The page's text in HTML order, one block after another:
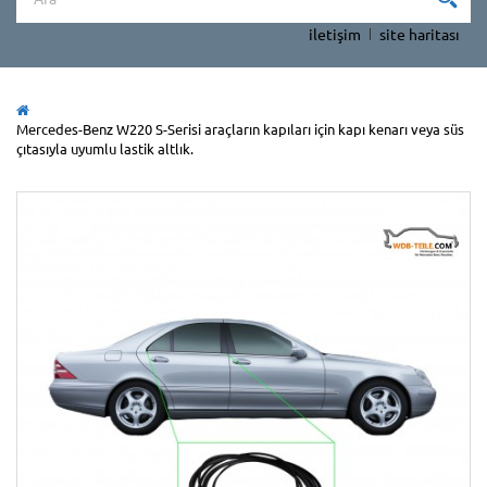
iletişim site haritası
Mercedes-Benz W220 S-Serisi araçların kapıları için kapı kenarı veya süs
çıtasıyla uyumlu lastik altlık.